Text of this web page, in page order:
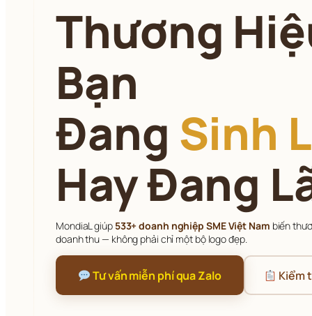
Thương
Bạn
Đang Sinh
Hay Đang
MondiaL giúp 533+ doanh nghiệp SME Việt Nam biến
doanh thu — không phải chỉ một bộ logo đẹp.
Tư vấn miễn phí qua Zalo Kiểm